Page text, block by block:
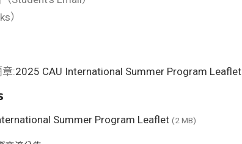
）
:2025 CAU International Summer Program Leaflet
Summer Program Leaflet (2 MB)